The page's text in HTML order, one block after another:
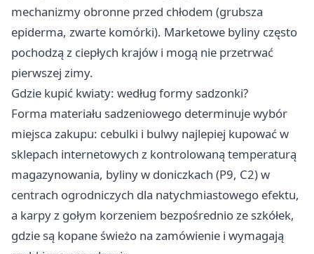
mechanizmy obronne przed chłodem (grubsza
epiderma, zwarte komórki). Marketowe byliny często
pochodzą z ciepłych krajów i mogą nie przetrwać
pierwszej zimy.
Gdzie kupić kwiaty: według formy sadzonki?
Forma materiału sadzeniowego determinuje wybór
miejsca zakupu: cebulki i bulwy najlepiej kupować w
sklepach internetowych z kontrolowaną temperaturą
magazynowania, byliny w doniczkach (P9, C2) w
centrach ogrodniczych dla natychmiastowego efektu,
a karpy z gołym korzeniem bezpośrednio ze szkółek,
gdzie są kopane świeżo na zamówienie i wymagają